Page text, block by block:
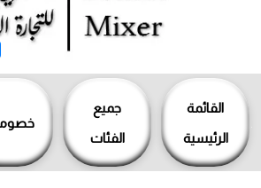
القائمة
الرئيسية
جميع
الفئات
تخطي